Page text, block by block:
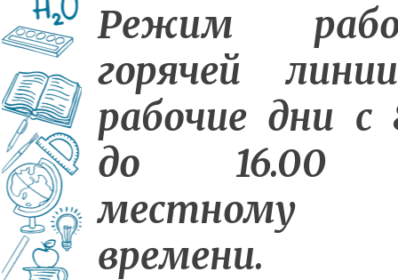
Режим
горячей
рабочие дни с
до 16.00
местному
времени.